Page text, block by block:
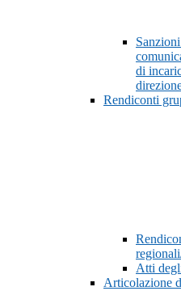
di
Rendiconti
Atti
Articolazione